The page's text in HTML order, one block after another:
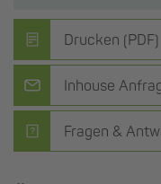
Drucken (PDF)
Inhouse
Fragen &